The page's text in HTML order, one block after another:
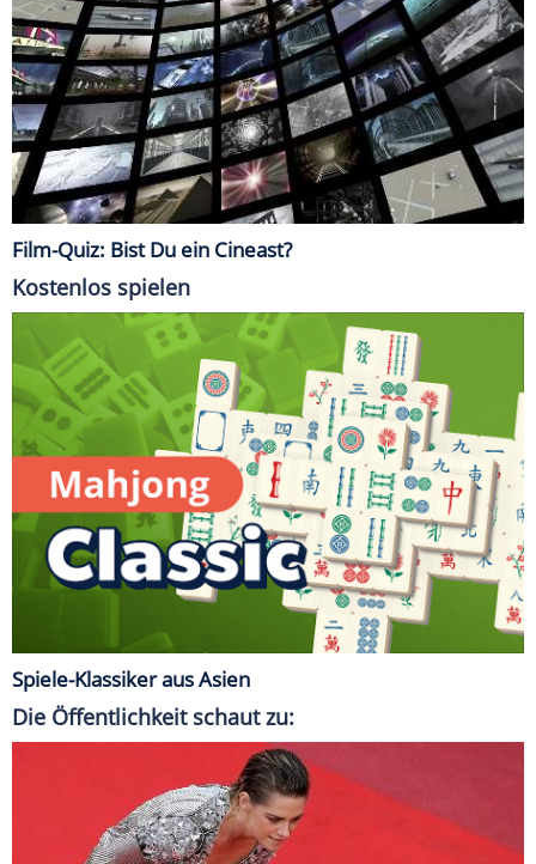
Film-Quiz: Bist Du ein Cineast?
Kostenlos spielen
Spiele-Klassiker aus Asien
Die Öffentlichkeit schaut zu: